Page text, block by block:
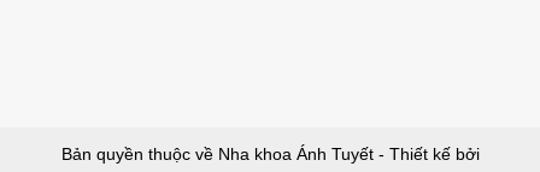
Bản quyền thuộc về Nha khoa Ánh Tuyết - Thiết kế bởi